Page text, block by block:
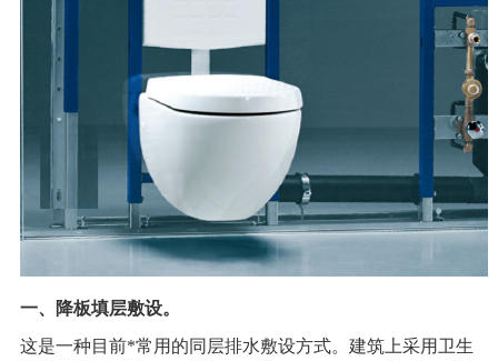
一、降板填层敷设。
这是一种目前*常用的同层排水敷设方式。建筑上采用卫生